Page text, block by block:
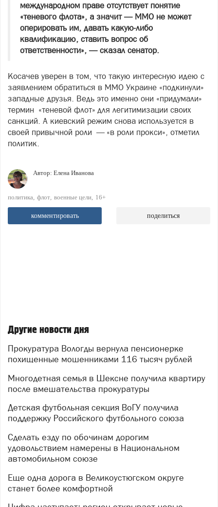
международном праве отсутствует понятие
«теневого флота», а значит — ММО не может
оперировать им, давать какую-либо
квалификацию, ставить вопрос об
ответственности», — сказал сенатор.
Косачев уверен в том, что такую интересную идею с
заявлением обратиться в ММО Украине «подкинули»
западные друзья. Ведь это именно они «придумали»
термин «теневой флот» для легитимизации своих
санкций. А киевский режим снова используется в
своей привычной роли — «в роли прокси», отметил
политик.
Автор: Елена Иванова
политика флот военные цели 16+
комментировать поделиться
Другие новости дня
Прокуратура Вологды вернула пенсионерке
похищенные мошенниками 116 тысяч рублей
Многодетная семья в Шексне получила квартиру
после вмешательства прокуратуры
Детская футбольная секция ВоГУ получила
поддержку Российского футбольного союза
Сделать езду по обочинам дорогим
удовольствием намерены в Национальном
автомобильном союзе
Еще одна дорога в Великоустюгском округе
станет более комфортной